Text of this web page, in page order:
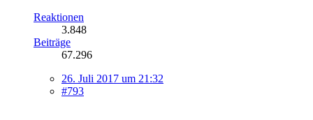
Reaktionen
3.848
Beiträge
67.296
26. Juli 2017 um 21:32
#793